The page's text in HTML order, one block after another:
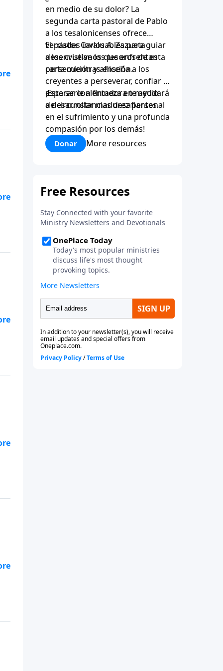
en medio de su dolor? La
segunda carta pastoral de Pablo
a los tesalonicenses ofrece
verdades invaluables para guiar
a los cristianos que enfrentan
persecución y aflicción.
El pastor Carlos A. Zazueta
desenvuelve los tesoros de esta
carta mientras enseña a los
creyentes a perseverar, confiar y
esperar con firmeza en medio
de circunstancias desafiantes.
¡Esta serie alentadora te ayudará
a desarrollar madurez personal
en el sufrimiento y una profunda
compasión por los demás!
Donar More resources